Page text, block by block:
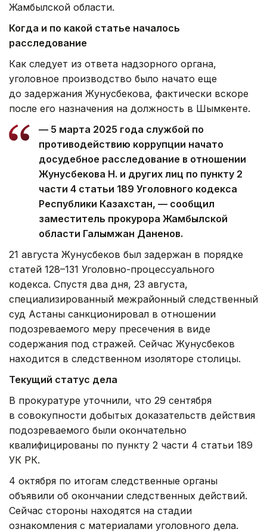
Жамбылской области.
Когда и по какой статье началось
расследование
Как следует из ответа надзорного органа,
уголовное производство было начато еще
до задержания Жунусбекова, фактически вскоре
после его назначения на должность в Шымкенте.
— 5 марта 2025 года службой по
противодействию коррупции начато
досудебное расследование в отношении
Жунусбекова Н. и других лиц по пункту 2
части 4 статьи 189 Уголовного кодекса
Республики Казахстан, — сообщил
заместитель прокурора Жамбылской
области Галымжан Даненов.
21 августа Жунусбеков был задержан в порядке
статей 128–131 Уголовно-процессуального
кодекса. Спустя два дня, 23 августа,
специализированный межрайонный следственный
суд Астаны санкционировал в отношении
подозреваемого меру пресечения в виде
содержания под стражей. Сейчас Жунусбеков
находится в следственном изоляторе столицы.
Текущий статус дела
В прокуратуре уточнили, что 29 сентября
в совокупности добытых доказательств действия
подозреваемого были окончательно
квалифицированы по пункту 2 части 4 статьи 189
УК РК.
4 октября по итогам следственные органы
объявили об окончании следственных действий.
Сейчас стороны находятся на стадии
ознакомления с материалами уголовного дела.